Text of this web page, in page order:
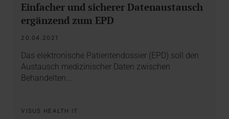
Einfacher und sicherer Datenaustausch
ergänzend zum EPD
20.04.2021
Das elektronische Patientendossier (EPD) soll den
Austausch medizinischer Daten zwischen
Behandelten…
VISUS HEALTH IT